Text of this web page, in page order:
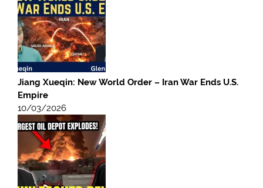
Jiang Xueqin: New World Order – Iran War Ends U.S.
Empire
10/03/2026